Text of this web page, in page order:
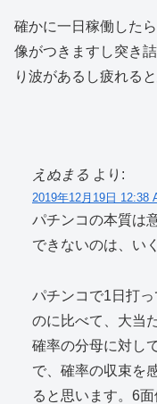
確かに一日稼働した
像がつきますし突き
り波があるし疲れると
えぬまる より:
2019年12月19日 12:38
パチンコの本質は
できないのは、い
パチンコで1日打
のに比べて、大当
確率の分母に対し
で、確率の収束を
ると思います。6